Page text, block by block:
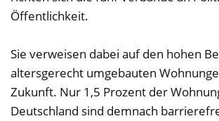
Öffentlichkeit.
Sie verweisen dabei auf den hohen
altersgerecht umgebauten
Zukunft. Nur 1,5 Prozent der
Deutschland sind demnach